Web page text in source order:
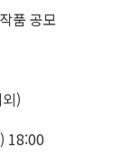
품 공모
)
18:00